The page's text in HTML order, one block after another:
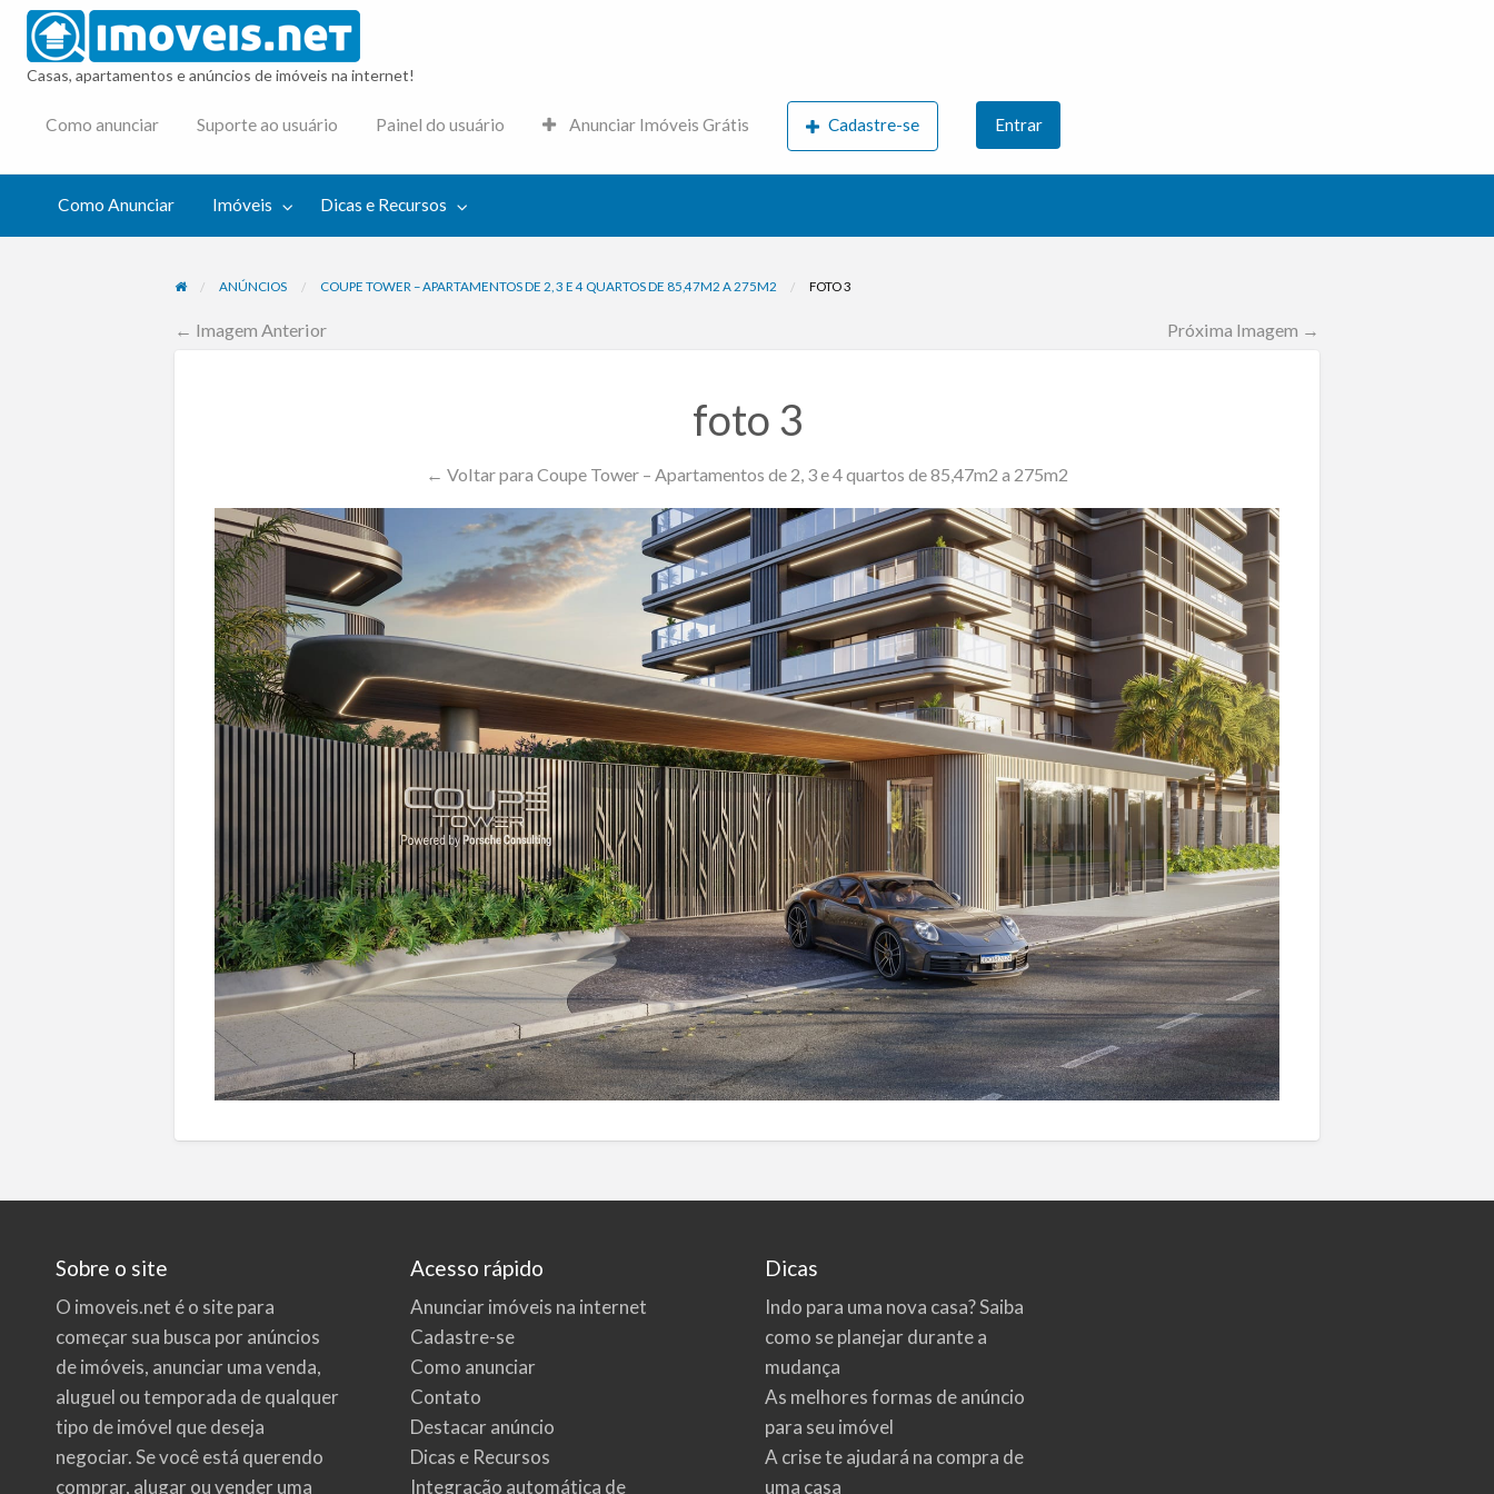
Casas, apartamentos e anúncios de imóveis na internet!
Como anunciar Suporte ao usuário Painel do usuário Anunciar Imóveis Grátis Cadastre-se Entrar
Como Anunciar Imóveis Dicas e Recursos
ANÚNCIOS COUPE TOWER – APARTAMENTOS DE 2, 3 E 4 QUARTOS DE 85,47M2 A 275M2 FOTO 3
← Imagem Anterior Próxima Imagem →
foto 3
← Voltar para Coupe Tower – Apartamentos de 2, 3 e 4 quartos de 85,47m2 a 275m2
Sobre o site
O imoveis.net é o site para
começar sua busca poranúncios
de imóveis, anunciar uma venda,
aluguel ou temporada de qualquer
tipo de imóvel que deseja
negociar. Se você está querendo
comprar, alugar ou vender uma
Acesso rápido
Anunciar imóveis na internet
Cadastre-se
Como anunciar
Contato
Destacar anúncio
Dicas e Recursos
Integração automática de
Dicas
Indo para uma nova casa? Saiba
como se planejar durante a
mudança
As melhores formas de anúncio
para seu imóvel
A crise te ajudará na compra de
uma casa